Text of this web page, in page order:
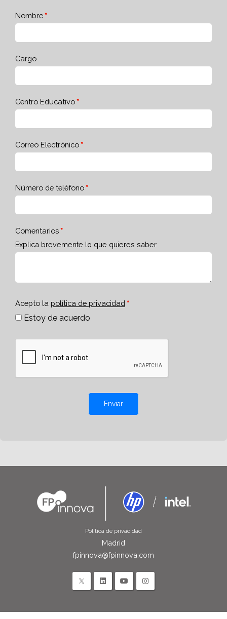
Nombre
Cargo
Centro Educativo
Correo Electrónico
Número de teléfono
Comentarios
Explica brevemente lo que quieres saber
Acepto la política de privacidad
Estoy de acuerdo
Enviar
Política de privacidad
Madrid
fpinnova@fpinnova.com